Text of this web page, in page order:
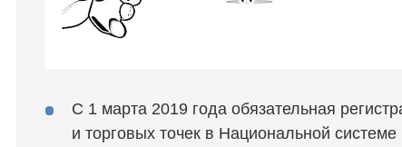
С 1 марта 2019 года обязательная
и торговых точек в Национальной